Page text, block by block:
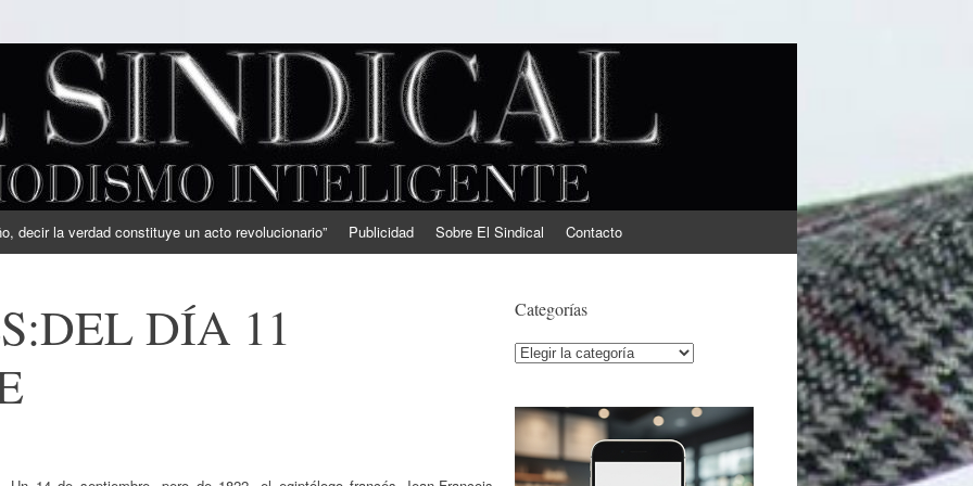
decir la verdad constituye un acto revolucionario” Publicidad Sobre El Sindical Contacto
DÍA 11
Categorías
Categorías